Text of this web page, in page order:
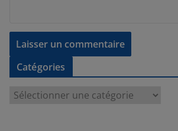
Catégories